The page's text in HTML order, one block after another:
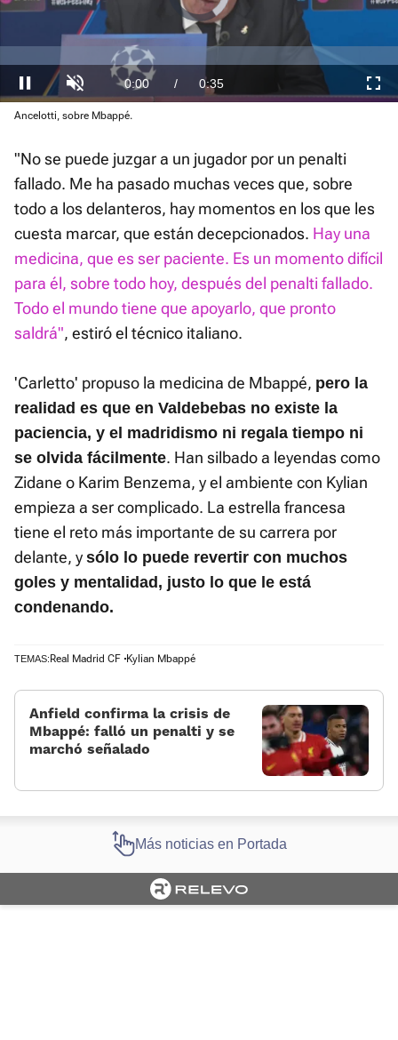
Pausa Unmute Current
Time
0:00
Loaded
Ancelotti, sobre Mbappé.
"No se puede juzgar a un jugador por un penalti
fallado. Me ha pasado muchas veces que, sobre
todo a los delanteros, hay momentos en los que les
cuesta marcar, que están decepcionados. Hay una
medicina, que es ser paciente. Es un momento difícil
para él, sobre todo hoy, después del penalti fallado.
Todo el mundo tiene que apoyarlo, que pronto
saldrá", estiró el técnico italiano.
'Carletto' propuso la medicina de Mbappé, pero la
realidad es que en Valdebebas no existe la
paciencia, y el madridismo ni regala tiempo ni
se olvida fácilmente. Han silbado a leyendas como
Zidane o Karim Benzema, y el ambiente con Kylian
empieza a ser complicado. La estrella francesa
tiene el reto más importante de su carrera por
delante, y sólo lo puede revertir con muchos
goles y mentalidad, justo lo que le está
condenando.
TEMAS: Real Madrid CF Kylian Mbappé
Anfield confirma la crisis de
Mbappé: falló un penalti y se
marchó señalado
Más noticias en Portada